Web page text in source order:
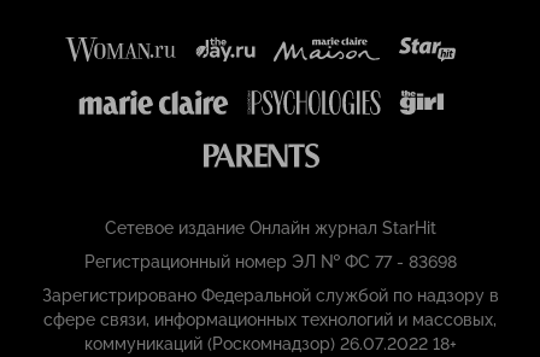
Сетевое издание Онлайн журнал StarHit
Регистрационный номер ЭЛ № ФС 77 - 83698
Зарегистрировано Федеральной службой по надзору в
сфере связи, информационных технологий и массовых,
коммуникаций (Роскомнадзор) 26.07.2022 18+